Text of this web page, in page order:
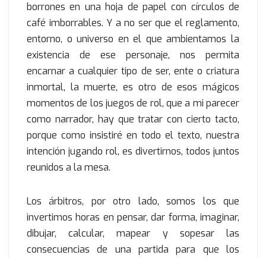
borrones en una hoja de papel con círculos de
café imborrables. Y a no ser que el reglamento,
entorno, o universo en el que ambientamos la
existencia de ese personaje, nos permita
encarnar a cualquier tipo de ser, ente o criatura
inmortal, la muerte, es otro de esos mágicos
momentos de los juegos de rol, que a mi parecer
como narrador, hay que tratar con cierto tacto,
porque como insistiré en todo el texto, nuestra
intención jugando rol, es divertirnos, todos juntos
reunidos a la mesa.
Los árbitros, por otro lado, somos los que
invertimos horas en pensar, dar forma, imaginar,
dibujar, calcular, mapear y sopesar las
consecuencias de una partida para que los